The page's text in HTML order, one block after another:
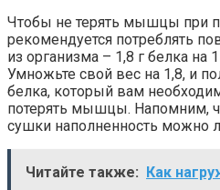
Чтобы не терять мышцы при
рекомендуется потреблять
из организма – 1,8 г белка на
Умножьте свой вес на 1,8, и
белка, который вам
потерять мышцы. Напомним,
сушки наполненность можно
Читайте также: Как